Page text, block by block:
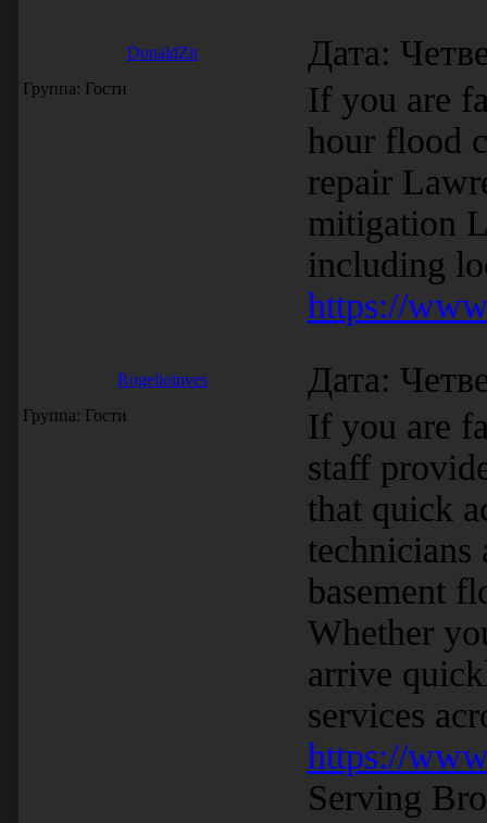
DonaldZit Дата:
Группа: Гости
If you are
hour flood
repair
mitigation
including
https://
Rogelioinves Дата:
Группа: Гости
If you are
staff
that quick
basement
Whether
arrive
services
https://
Serving